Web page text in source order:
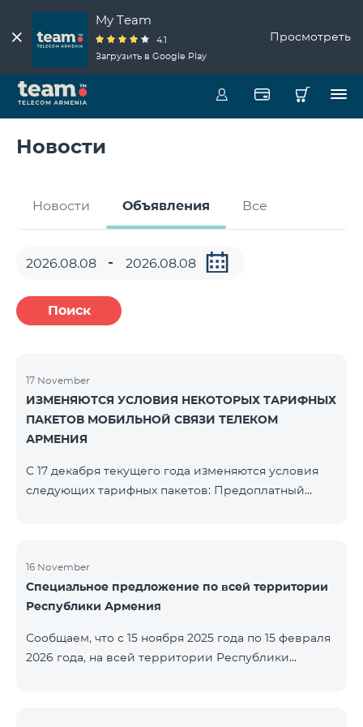
My Team
4.1
Загрузить в Google Play
Просмотреть
Новости
Новости Объявления Все
Поиск
17 November
ИЗМЕНЯЮТСЯ УСЛОВИЯ НЕКОТОРЫХ ТАРИФНЫХ
ПАКЕТОВ МОБИЛЬНОЙ СВЯЗИ ТЕЛЕКОМ
АРМЕНИЯ
С 17 декабря текущего года изменяются условия
следующих тарифных пакетов: Предоплатный
Абоненты получат 600 минут на все сети РА, США,
Канады, Beeline РФ и Tele2 вместо прежних 300
минут и 14 ГБ интернета вместо прежних 7 ГБ.
будет переименован в «Be Free 3200». Абонентская
пла
16 November
Специальное предложение по всей территории
Республики Армения
Сообщаем, что с 15 ноября 2025 года по 15 февраля
2026 года, на всей территории Республики